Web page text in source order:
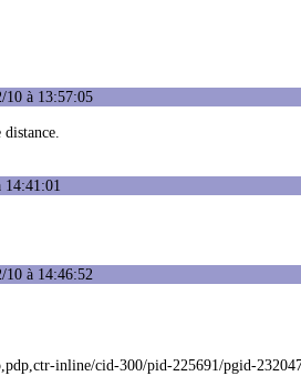
à 13:57:05
à 14:46:52
inline/cid-300/pid-225691/pgid-